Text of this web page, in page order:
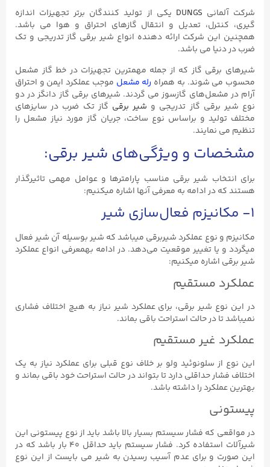
شرکت آلمانی
یکی از تولید کنندگان برتر تجهیزات اندازه
گیری، کنترل، تعدیل و انتقال گاز‌های احتراق و هوا می باشد.
همچنین این شرکت ارائه دهنده انواع شیر برقی گاز تدریجی و تک
ضرب در دنیا می باشد.
شیرهای برقی گاز که از جمله مهمترین تجهیزات در خط گاز مشعل
محسوب می شوند. به همراه رله مشعل موجب عملکرد ایمن و احتراق
آرام در مشعل‌های گازسوز می گردند. شیرهای برقی گاز دانگز در دو
نوع شیر برقی گاز تدریجی و شیر برقی گاز تک ضرب در سایزهای
مختلف تولید و براساس نوع ساخت، جریان گاز مورد نیاز مشعل را
تنظیم می نمایند.
مشخصات و ویژگی‌های شیر برقی:
برای انتخاب شیر برقی مناسب پارامترها و عوامل مهمی تاثیرگذار
هستند که در ادامه به معرفی آنها اشاره میکنیم:
۱- مکانیزم فعال‌سازی شیر
مکانیزم و نوع عملکرد شیربرقی میباشد که شیر بوسیله آن شیر فعال
میگردد و یا تغییر موقعیت می‌دهد. در ادامه بهمعرفی انواع عملکرد
شیر برقی اشاره میکنیم:
عملکرد مستقیم
در این نوع شیر برقی، برای عملکرد شیر نیاز به هیچ اختلاف فشاری
نمیباشد تا در حالت استراحت باقی بماند.
عملکرد غیر مستقیم
این نوع از سلونوئید ولو بر خلاف نوع قبلی برای عملکرد نیاز به یک
اختلاف فشار حداقلی دارد تا بتواند در حالت استراحت خود باقی بماند و
بهترین عملکرد را داشته باشد.
پیستونی
در مواقعی که فشار سیستم بسیار بالا باشد باید از نوع پیستونی این
شیرآلات استفاده کرد. فشار سیستم باید حداقل ۴۰ بار باشد که در
این صورت و برای عدم آسیب رسیدن به شیر می بایست از این نوع